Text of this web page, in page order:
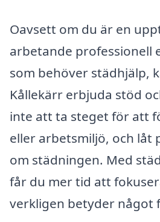
Oavsett om du är en
arbetande professionell
som behöver städhjälp,
Kållekärr erbjuda stöd
inte att ta steget för att
eller arbetsmiljö, och låt
om städningen. Med
får du mer tid att
verkligen betyder något